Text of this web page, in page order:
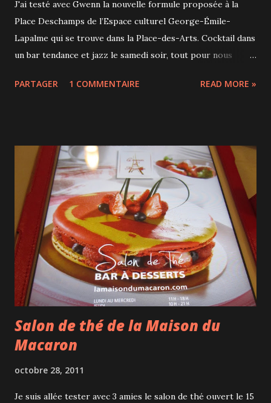
J'ai testé avec Gwenn la nouvelle formule proposée à la
Place Deschamps de l’Espace culturel George-Émile-
Lapalme qui se trouve dans la Place-des-Arts. Cocktail dans
un bar tendance et jazz le samedi soir, tout pour nous
Trio, composé d'un pianiste, d'un contrebassiste et d'un
dégustation (environ 6-8$) comme le mini-burger de
homard ou la mini-fondue au fromage par exemple. En
sortant, nous nous sommes amusées avec l'un des 6 leviers
mécaniques qui se trouvent en ce moment sur la place des
festivals et qui permettent aux badauds de diriger des
faisceaux lumineux. (pendant ce temps-là, Frank faisait le
labyrinthe du Hangar 16, spécial Halloween Extrême avec
des amis. Je ne veux pas balancer mais ils ont dû demander 3
fois à des monstres de les ...
PARTAGER 1 COMMENTAIRE READ MORE »
Salon de thé de la Maison du
Macaron
octobre 28, 2011
Je suis allée tester avec 3 amies le salon de thé ouvert le 15